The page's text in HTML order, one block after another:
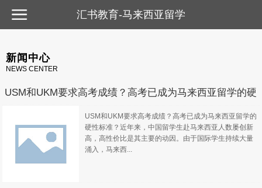
汇书教育-马来西亚留学
汇书教育-马来西亚留学
新闻中心
NEWS CENTER
USM和UKM要求高考成绩？高考已成为马来西亚留学的硬
性标准？
USM和UKM要求高考成绩？高考已成为马来西亚留学的
硬性标准？近年来，中国留学生赴马来西亚人数屡创新
高，高性价比是其主要的动因。由于国际学生持续大量
涌入，马来西...